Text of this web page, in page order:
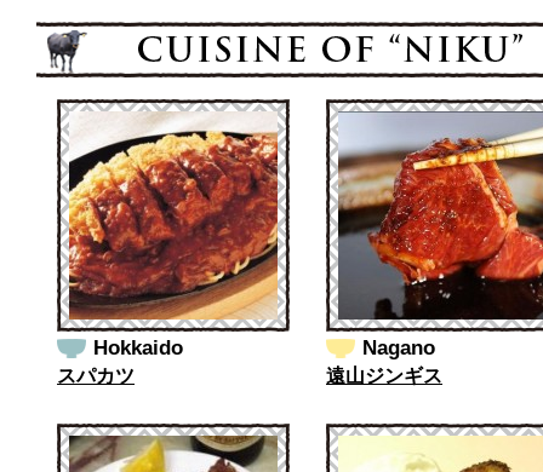
Hokkaido
スパカツ
Nagano
遠山ジンギス